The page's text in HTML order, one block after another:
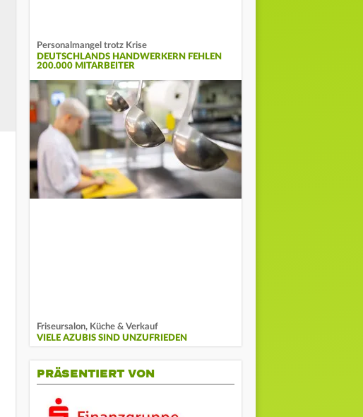
Personalmangel trotz Krise
DEUTSCHLANDS HANDWERKERN FEHLEN
200.000 MITARBEITER
Friseursalon, Küche & Verkauf
VIELE AZUBIS SIND UNZUFRIEDEN
PRÄSENTIERT VON